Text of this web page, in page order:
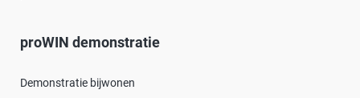
proWIN demonstratie
Demonstratie bijwonen